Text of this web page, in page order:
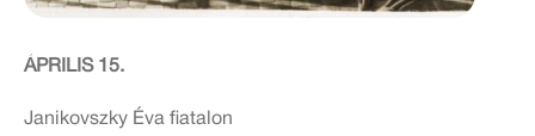
ÁPRILIS 15.
Janikovszky Éva fiatalon